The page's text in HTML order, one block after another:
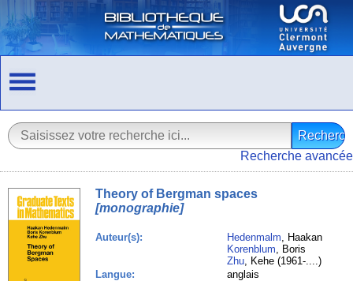
Recherche avancée
Theory of Bergman spaces
[monographie]
Auteur(s): Hedenmalm, Haakan
Korenblum, Boris
Zhu, Kehe (1961-....)
Langue:
anglais